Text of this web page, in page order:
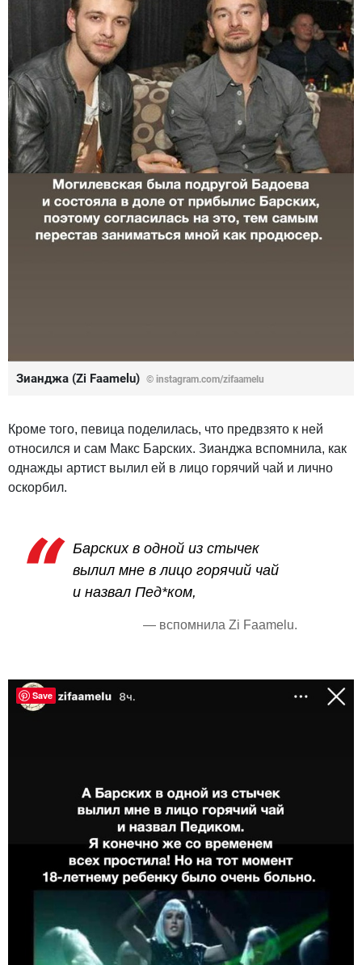
Зианджа (Zi Faamelu) © instagram.com/zifaamelu
Кроме того, певица поделилась, что предвзято к ней
относился и сам Макс Барских. Зианджа вспомнила, как
однажды артист вылил ей в лицо горячий чай и лично
оскорбил.
Барских в одной из стычек
вылил мне в лицо горячий чай
и назвал Пед*ком,
— вспомнила Zi Faаmelu.
Save